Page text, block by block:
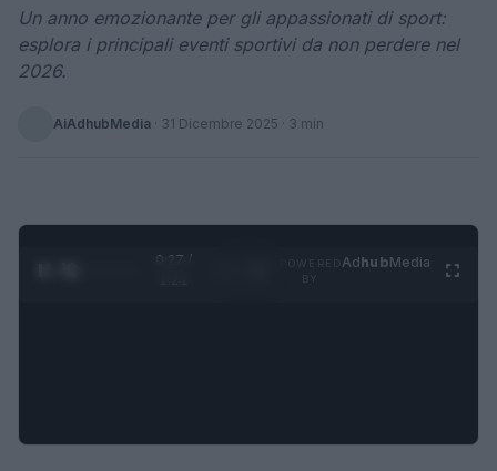
Un anno emozionante per gli appassionati di sport:
esplora i principali eventi sportivi da non perdere nel
2026.
AiAdhubMedia · 31 Dicembre 2025 · 3 min
0:28 /
AdhubMedia